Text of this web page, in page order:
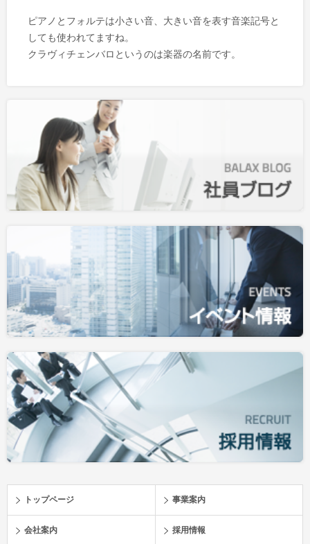
ピアノとフォルテは小さい音、大きい音を表す音楽記号と
しても使われてますね。
クラヴィチェンバロというのは楽器の名前です。
トップページ 事業案内
会社案内 採用情報